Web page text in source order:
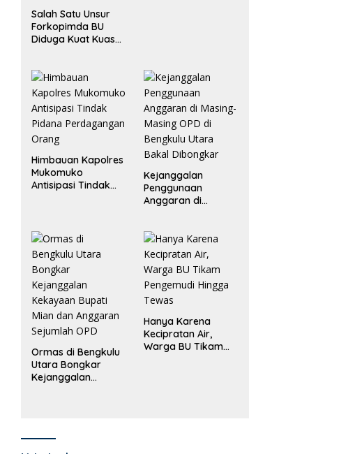
Salah Satu Unsur
Forkopimda BU
Diduga Kuat Kuasai
Laki Lapor
Kejagung
Himbauan Kapolres
Mukomuko
Antisipasi Tindak
Kejanggalan
Penggunaan
Anggaran di
Bakal Dibongkar
Ormas di Bengkulu
Utara Bongkar
Kejanggalan
Hanya Karena
Kecipratan Air,
Warga BU Tikam